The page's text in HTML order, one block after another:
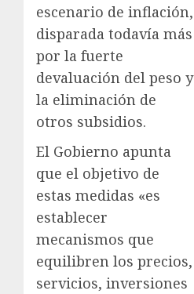
escenario de inflación,
disparada todavía más
por la fuerte
devaluación del peso y
la eliminación de
otros subsidios.
El Gobierno apunta
que el objetivo de
estas medidas «es
establecer
mecanismos que
equilibren los precios,
servicios, inversiones